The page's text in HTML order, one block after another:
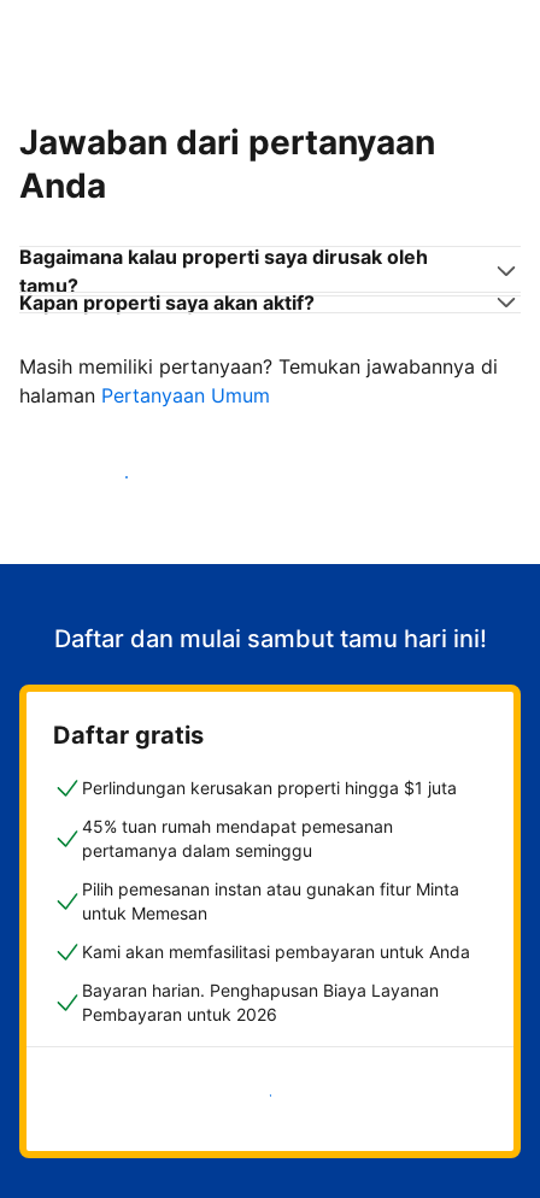
Jawaban dari pertanyaan
Anda
Bagaimana kalau properti saya dirusak oleh
tamu?
Kapan properti saya akan aktif?
Masih memiliki pertanyaan? Temukan jawabannya di
halaman Pertanyaan Umum
Mulai sambut tamu
Daftar dan mulai sambut tamu hari ini!
Daftar gratis
Perlindungan kerusakan properti hingga $1 juta
45% tuan rumah mendapat pemesanan
pertamanya dalam seminggu
Pilih pemesanan instan atau gunakan fitur Minta
untuk Memesan
Kami akan memfasilitasi pembayaran untuk Anda
Bayaran harian. Penghapusan Biaya Layanan
Pembayaran untuk 2026
Mulai sekarang